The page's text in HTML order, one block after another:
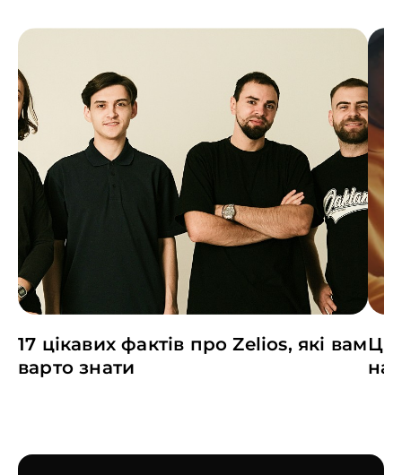
17 цікавих фактів про Zelios, які вам
варто знати